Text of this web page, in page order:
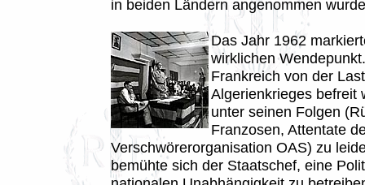
in beiden Ländern angenommen
Das Jahr 1962
wirklichen
Frankreich von der
Algerienkrieges befreit
unter seinen Folgen
Franzosen, Attentate
Verschwörerorganisation OAS) zu
bemühte sich der Staatschef, eine